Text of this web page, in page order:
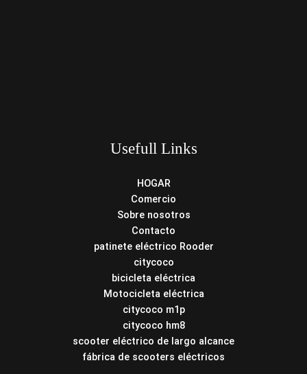
Usefull Links
HOGAR
Comercio
Sobre nosotros
Contacto
patinete eléctrico Rooder
citycoco
bicicleta eléctrica
Motocicleta eléctrica
citycoco m1p
citycoco hm8
scooter eléctrico de largo alcance
fábrica de scooters eléctricos